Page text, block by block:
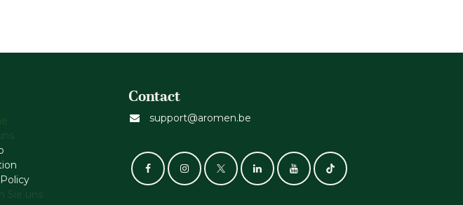
Sie uns
Contact
support@aromen.be